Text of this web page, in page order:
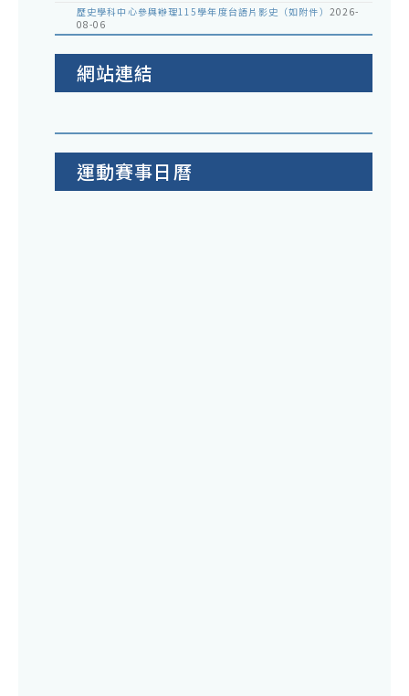
歷史學科中心參與辦理115學年度台語片影史（如附件） 2026-
08-06
網站連結
運動賽事日曆